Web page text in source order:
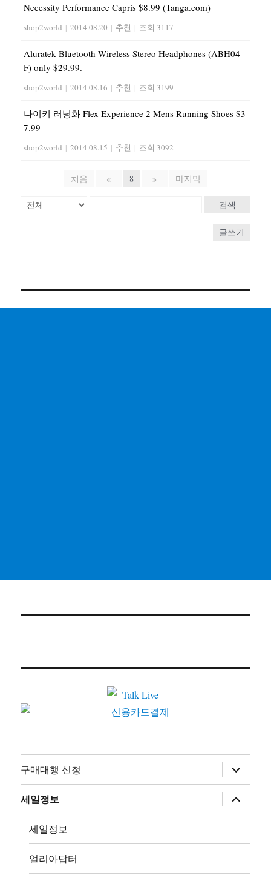
Necessity Performance Capris $8.99 (Tanga.com)
shop2world | 2014.08.20 | 추천 | 조회 3117
Aluratek Bluetooth Wireless Stereo Headphones (ABH04
F) only $29.99.
shop2world | 2014.08.16 | 추천 | 조회 3199
나이키 러닝화 Flex Experience 2 Mens Running Shoes $3
7.99
shop2world | 2014.08.15 | 추천 | 조회 3092
처음 « 8 » 마지막
검색
글쓰기
구매대행 신청
위
메
뉴
확
장
세일정보
위
메
장
세일정보
얼리아답터